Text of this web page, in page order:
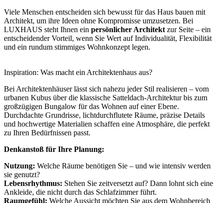
Viele Menschen entscheiden sich bewusst für das Haus bauen mit
Architekt, um ihre Ideen ohne Kompromisse umzusetzen. Bei
LUXHAUS steht Ihnen ein persönlicher Architekt zur Seite – ein
entscheidender Vorteil, wenn Sie Wert auf Individualität, Flexibilität
und ein rundum stimmiges Wohnkonzept legen.
Inspiration: Was macht ein Architektenhaus aus?
Bei Architektenhäuser lässt sich nahezu jeder Stil realisieren – vom
urbanen Kubus über die klassische Satteldach-Architektur bis zum
großzügigen Bungalow für das Wohnen auf einer Ebene.
Durchdachte Grundrisse, lichtdurchflutete Räume, präzise Details
und hochwertige Materialien schaffen eine Atmosphäre, die perfekt
zu Ihren Bedürfnissen passt.
Denkanstoß für Ihre Planung:
Nutzung: Welche Räume benötigen Sie – und wie intensiv werden
sie genutzt?
Lebensrhythmus: Stehen Sie zeitversetzt auf? Dann lohnt sich eine
Ankleide, die nicht durch das Schlafzimmer führt.
Raumgefühl: Welche Aussicht möchten Sie aus dem Wohnbereich